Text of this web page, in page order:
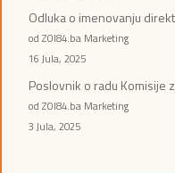
Odluka o imenovanju
od ZOI84.ba Marketing
16 Jula, 2025
Poslovnik o radu Komisije
od ZOI84.ba Marketing
3 Jula, 2025